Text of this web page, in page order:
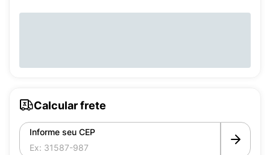
Calcular frete
Informe seu CEP